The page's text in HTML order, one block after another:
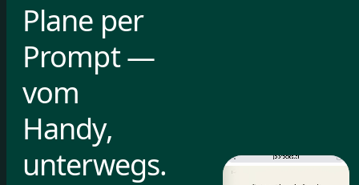
Plane per
Prompt —
vom
Handy,
unterwegs.